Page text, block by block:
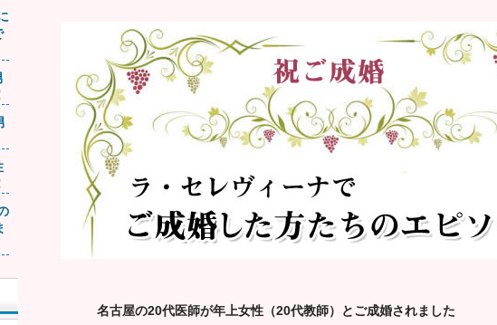
名古屋の20代医師が年上女性（20代教師）とご成婚されました